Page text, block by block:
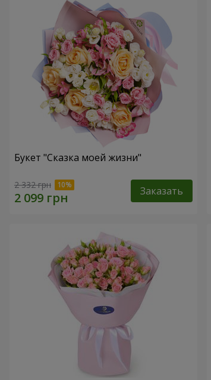
Букет "Сказка моей жизни"
2 332 грн Заказать